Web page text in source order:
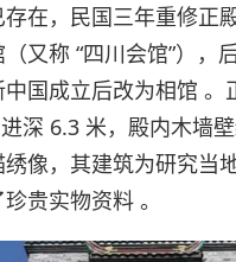
在，民国三年重修正
又称 “四川会馆”），
国成立后改为相馆 。
深 6.3 米，殿内木墙
像，其建筑为研究当
贵实物资料 。